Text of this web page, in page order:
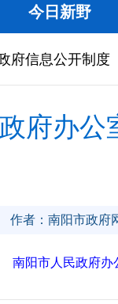
今日新野
府信息公开制度
府办公
作者：南阳市政府
南阳市人民政府办